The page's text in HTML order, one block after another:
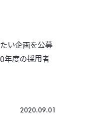
い企画を公募
年度の採用者
2020.09.01